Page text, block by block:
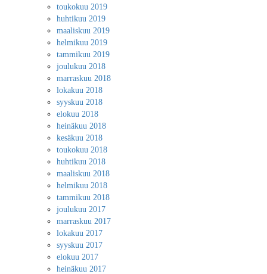
toukokuu 2019
huhtikuu 2019
maaliskuu 2019
helmikuu 2019
tammikuu 2019
joulukuu 2018
marraskuu 2018
lokakuu 2018
syyskuu 2018
elokuu 2018
heinäkuu 2018
kesäkuu 2018
toukokuu 2018
huhtikuu 2018
maaliskuu 2018
helmikuu 2018
tammikuu 2018
joulukuu 2017
marraskuu 2017
lokakuu 2017
syyskuu 2017
elokuu 2017
heinäkuu 2017